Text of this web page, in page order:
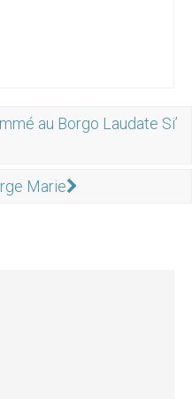
au Borgo Laudate Si’
Marie